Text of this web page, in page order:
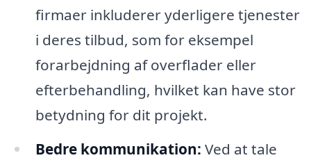
firmaer inkluderer yderligere tjenester
i deres tilbud, som for eksempel
forarbejdning af overflader eller
efterbehandling, hvilket kan have stor
betydning for dit projekt.
Bedre kommunikation: Ved at tale